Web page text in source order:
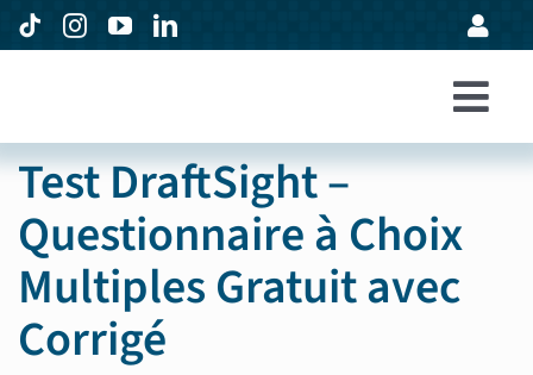
Passer
au
Accueil
Formations
Entreprises
Test DraftSight –
Questionnaire à Choix
Multiples Gratuit avec
Corrigé